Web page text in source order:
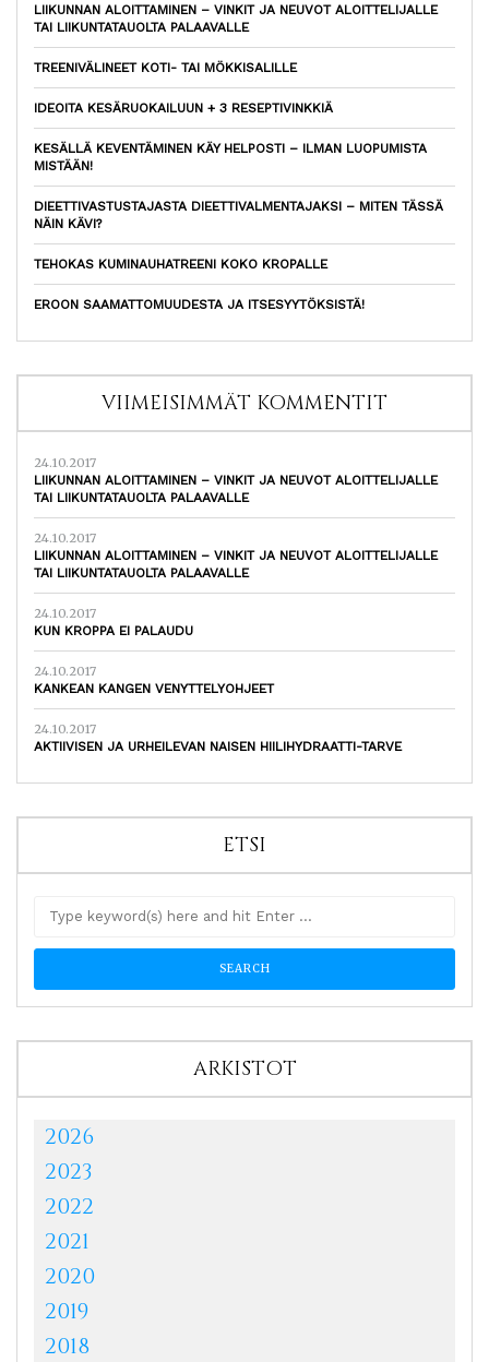
LIIKUNNAN ALOITTAMINEN – VINKIT JA NEUVOT ALOITTELIJALLE
TAI LIIKUNTATAUOLTA PALAAVALLE
TREENIVÄLINEET KOTI- TAI MÖKKISALILLE
IDEOITA KESÄRUOKAILUUN + 3 RESEPTIVINKKIÄ
KESÄLLÄ KEVENTÄMINEN KÄY HELPOSTI – ILMAN LUOPUMISTA
MISTÄÄN!
DIEETTIVASTUSTAJASTA DIEETTIVALMENTAJAKSI – MITEN TÄSSÄ
NÄIN KÄVI?
TEHOKAS KUMINAUHATREENI KOKO KROPALLE
EROON SAAMATTOMUUDESTA JA ITSESYYTÖKSISTÄ!
VIIMEISIMMÄT KOMMENTIT
24.10.2017
LIIKUNNAN ALOITTAMINEN – VINKIT JA NEUVOT ALOITTELIJALLE
TAI LIIKUNTATAUOLTA PALAAVALLE
24.10.2017
LIIKUNNAN ALOITTAMINEN – VINKIT JA NEUVOT ALOITTELIJALLE
TAI LIIKUNTATAUOLTA PALAAVALLE
24.10.2017
KUN KROPPA EI PALAUDU
24.10.2017
KANKEAN KANGEN VENYTTELYOHJEET
24.10.2017
AKTIIVISEN JA URHEILEVAN NAISEN HIILIHYDRAATTI-TARVE
ETSI
ARKISTOT
2026
2023
2022
2021
2020
2019
2018